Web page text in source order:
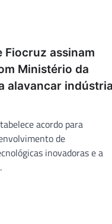
Fiocruz assinam
Ministério da
alavancar indústria
acordo para
de
inovadoras e a